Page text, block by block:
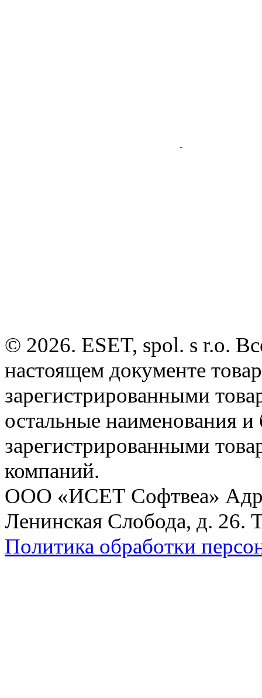
© 2026. ESET, spol. s r.o.
настоящем документе
зарегистрированными
остальные наименования
зарегистрированными
компаний.
ООО «ИСЕТ Софтвеа»
Ленинская Слобода, д. 26.
Политика обработки